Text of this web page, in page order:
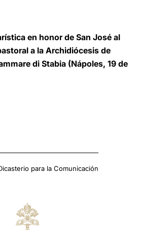
en honor de San José al
a la Archidiócesis de
di Stabia (Nápoles, 19 de
para la Comunicación